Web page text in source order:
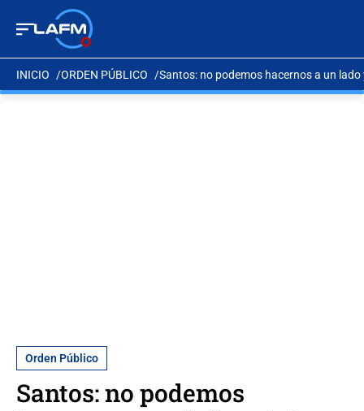
INICIO ORDEN PÚBLICO Santos: no podemos hacernos a un
Orden Público
Santos: no podemos